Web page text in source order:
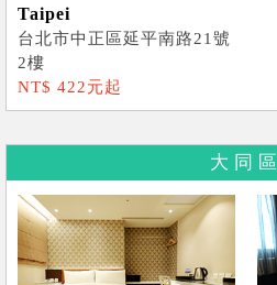
Taipei
台北市中正區延平南路21號
2樓
NT$ 422元起
大同區